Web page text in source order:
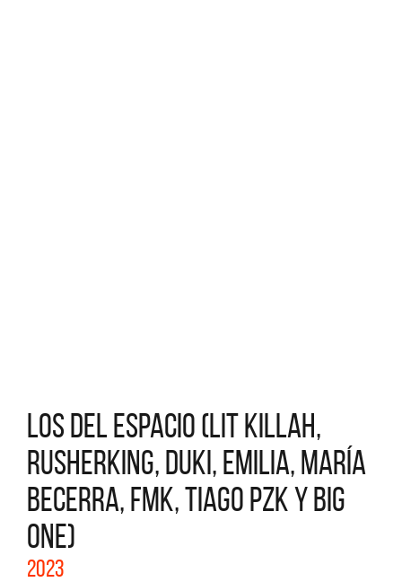
LOS DEL ESPACIO (LIT KILLAH,
RUSHERKING, DUKI, EMILIA, MARÍA
BECERRA, FMK, TIAGO PZK Y BIG
ONE)
2023